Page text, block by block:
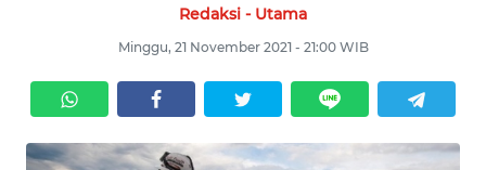
Redaksi - Utama
Minggu, 21 November 2021 - 21:00 WIB
TOKOH